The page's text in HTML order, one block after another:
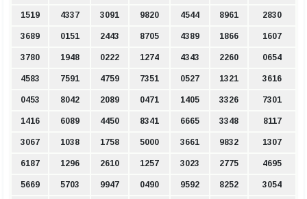
1519 4337 3091 9820 4544 8961 2830
3689 0151 2443 8705 4389 1866 1607
3780 1948 0222 1274 4343 2260 0654
4583 7591 4759 7351 0527 1321 3616
0453 8042 2089 0471 1405 3326 7301
1416 6089 4450 8341 6665 3348 8117
3067 1038 1758 5000 3661 9832 1307
6187 1296 2610 1257 3023 2775 4695
5669 5703 9947 0490 9592 8252 3054